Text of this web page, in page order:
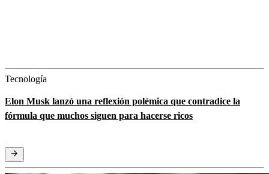
Tecnología
Elon Musk lanzó una reflexión polémica que contradice la
fórmula que muchos siguen para hacerse ricos